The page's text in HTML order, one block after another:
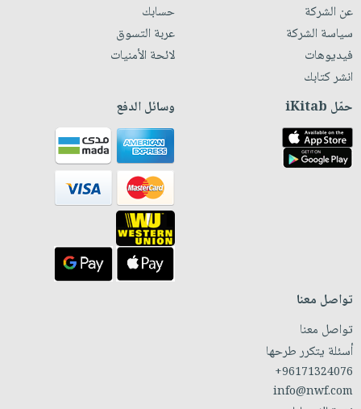
عن الشركة
سياسة الشركة
فيديوهات
انشر كتابك
حسابك
عربة التسوق
لائحة الأمنيات
حمّل iKitab وسائل الدفع
تواصل معنا
تواصل معنا
أسئلة يتكرر طرحها
+96171324076
info@nwf.com